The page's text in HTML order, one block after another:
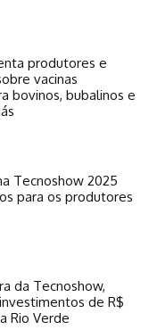
produtores e
vacinas
bovinos, bubalinos e
Tecnoshow 2025
para os produtores
da Tecnoshow,
de R$
Rio Verde